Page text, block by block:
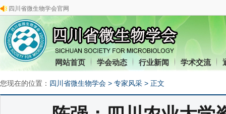
四川省微生物学会官网
网站首页 学会动态 行业新闻 学术交流
您现在的位置： 四川省微生物学会 > 专家风采 > 正文